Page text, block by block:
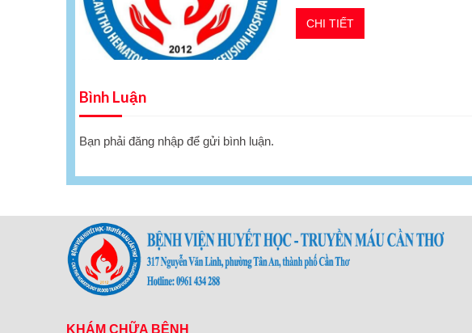
CHI TIẾT
Bình Luận
Bạn phảiđăng nhập để gửi bình luận.
KHÁM CHỮA BỆNH